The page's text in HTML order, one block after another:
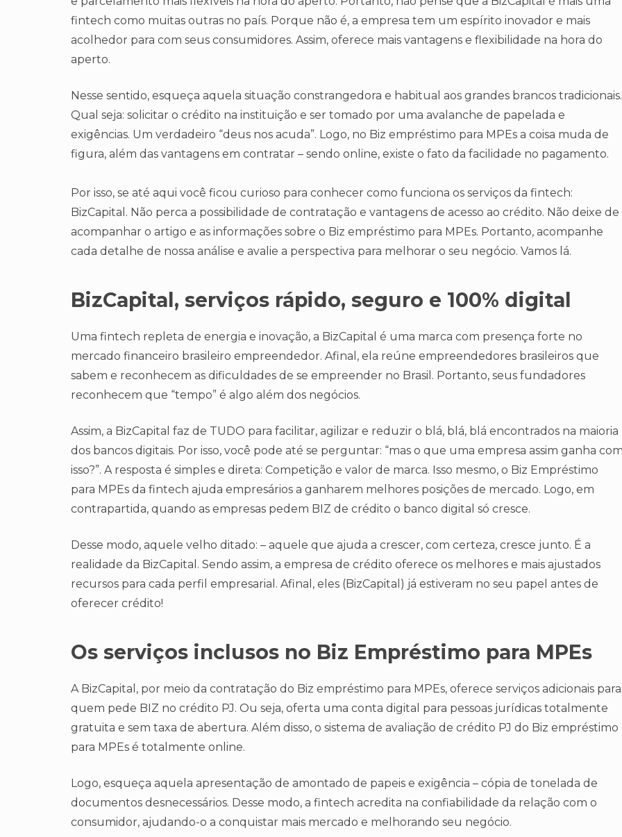
fintech como muitas outras no país. Porque não é, a empresa tem um espírito inovador e mais
acolhedor para com seus consumidores. Assim, oferece mais vantagens e flexibilidade na hora do
aperto.
Nesse sentido, esqueça aquela situação constrangedora e habitual aos grandes brancos tradicionais.
Qual seja: solicitar o crédito na instituição e ser tomado por uma avalanche de papelada e
exigências. Um verdadeiro “deus nos acuda”. Logo, no Biz empréstimo para MPEs a coisa muda de
figura, além das vantagens em contratar – sendo online, existe o fato da facilidade no pagamento.
Por isso, se até aqui você ficou curioso para conhecer como funciona os serviços da fintech:
BizCapital. Não perca a possibilidade de contratação e vantagens de acesso ao crédito. Não deixe de
acompanhar o artigo e as informações sobre o Biz empréstimo para MPEs. Portanto, acompanhe
cada detalhe de nossa análise e avalie a perspectiva para melhorar o seu negócio. Vamos lá.
BizCapital, serviços rápido, seguro e 100% digital
Uma fintech repleta de energia e inovação, a BizCapital é uma marca com presença forte no
mercado financeiro brasileiro empreendedor. Afinal, ela reúne empreendedores brasileiros que
sabem e reconhecem as dificuldades de se empreender no Brasil. Portanto, seus fundadores
reconhecem que “tempo” é algo além dos negócios.
Assim, a BizCapital faz de TUDO para facilitar, agilizar e reduzir o blá, blá, blá encontrados na maioria
dos bancos digitais. Por isso, você pode até se perguntar: “mas o que uma empresa assim ganha
isso?”. A resposta é simples e direta: Competição e valor de marca. Isso mesmo, o Biz Empréstimo
para MPEs da fintech ajuda empresários a ganharem melhores posições de mercado. Logo, em
contrapartida, quando as empresas pedem BIZ de crédito o banco digital só cresce.
Desse modo, aquele velho ditado: – aquele que ajuda a crescer, com certeza, cresce junto. É a
realidade da BizCapital. Sendo assim, a empresa de crédito oferece os melhores e mais ajustados
recursos para cada perfil empresarial. Afinal, eles (BizCapital) já estiveram no seu papel antes de
oferecer crédito!
Os serviços inclusos no Biz Empréstimo para MPEs
A BizCapital, por meio da contratação do Biz empréstimo para MPEs, oferece serviços adicionais para
quem pede BIZ no crédito PJ. Ou seja, oferta uma conta digital para pessoas jurídicas totalmente
gratuita e sem taxa de abertura. Além disso, o sistema de avaliação de crédito PJ do Biz empréstimo
para MPEs é totalmente online.
Logo, esqueça aquela apresentação de amontado de papeis e exigência – cópia de tonelada de
documentos desnecessários. Desse modo, a fintech acredita na confiabilidade da relação com o
consumidor, ajudando-o a conquistar mais mercado e melhorando seu negócio.